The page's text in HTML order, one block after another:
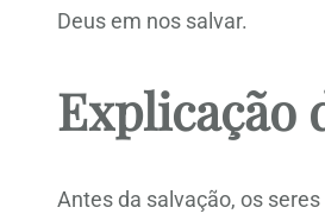
Deus em nos salvar.
Explicação
Antes da salvação, os